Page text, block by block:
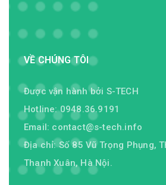
VỀ CHÚNG TÔI
Được vận hành bởi S-TECH
Hotline: 0948.36.9191
Email: contact@s-tech.info
Địa chỉ: Số 85 Vũ Trọng Phụng,
Thanh Xuân, Hà Nội.